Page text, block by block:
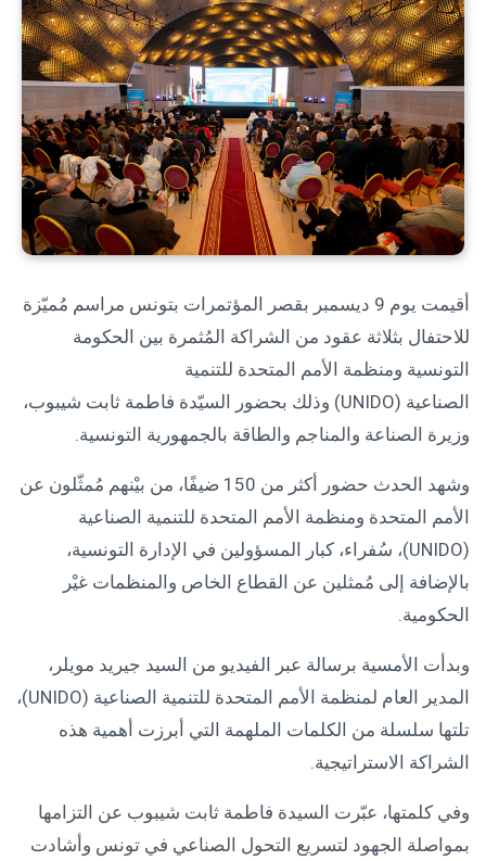
أقيمت يوم 9 ديسمبر بقصر المؤتمرات بتونس مراسم مُميّزة
للاحتفال بثلاثة عقود من الشراكة المُثمرة بين الحكومة
التونسية ومنظمة الأمم المتحدة للتنمية
الصناعية (UNIDO) وذلك بحضور السيّدة فاطمة ثابت شيبوب،
وزيرة الصناعة والمناجم والطاقة بالجمهورية التونسية.
وشهد الحدث حضور أكثر من 150 ضيفًا، من بيْنهم مُمثّلون عن
الأمم المتحدة ومنظمة الأمم المتحدة للتنمية الصناعية
(UNIDO)، سُفراء، كبار المسؤولين في الإدارة التونسية،
بالإضافة إلى مُمثلين عن القطاع الخاص والمنظمات غيْر
الحكومية.
وبدأت الأمسية برسالة عبر الفيديو من السيد جيريد مويلر،
المدير العام لمنظمة الأمم المتحدة للتنمية الصناعية (UNIDO)،
تلتها سلسلة من الكلمات الملهمة التي أبرزت أهمية هذه
الشراكة الاستراتيجية.
وفي كلمتها، عبّرت السيدة فاطمة ثابت شيبوب عن التزامها
بمواصلة الجهود لتسريع التحول الصناعي في تونس وأشادت